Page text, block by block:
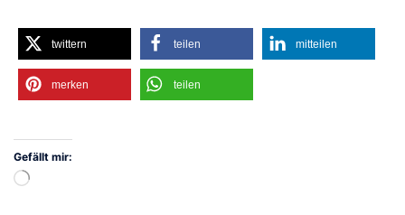
twittern teilen mitteilen
merken teilen
Gefällt mir:
Wird